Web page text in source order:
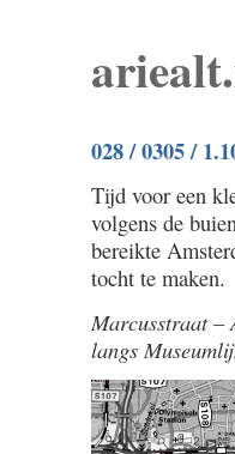
028 / 0305 /
Tijd voor een
volgens de
bereikte
tocht te maken.
Marcusstraat –
langs